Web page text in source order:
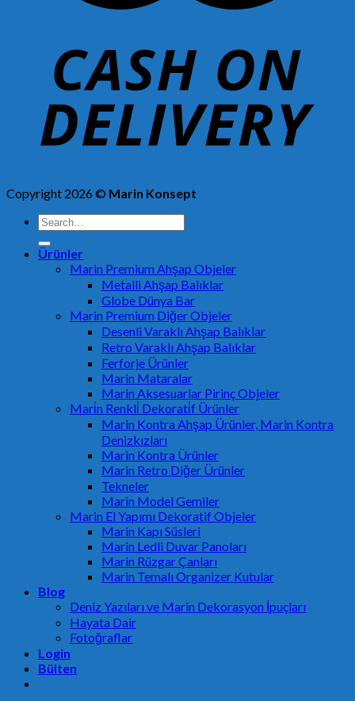
Copyright 2026 © Marin Konsept
Search
for:
Ürünler
Marin Premium Ahşap Objeler
Metalli Ahşap Balıklar
Globe Dünya Bar
Marin Premium Diğer Objeler
Desenli Varaklı Ahşap Balıklar
Retro Varaklı Ahşap Balıklar
Ferforje Ürünler
Marin Mataralar
Marin Aksesuarlar Pirinç Objeler
Mari̇n Renkli̇ Dekorati̇f Ürünler
Marin Kontra Ahşap Ürünler, Marin Kontra
Denizkızları
Marin Kontra Ürünler
Marin Retro Diğer Ürünler
Tekneler
Marin Model Gemiler
Marin El Yapımı Dekoratif Objeler
Marin Kapı Süsleri
Marin Ledli Duvar Panoları
Marin Rüzgar Çanları
Marin Temalı Organizer Kutular
Blog
Deniz Yazıları ve Marin Dekorasyon İpuçları
Hayata Dair
Fotoğraflar
Login
Bülten